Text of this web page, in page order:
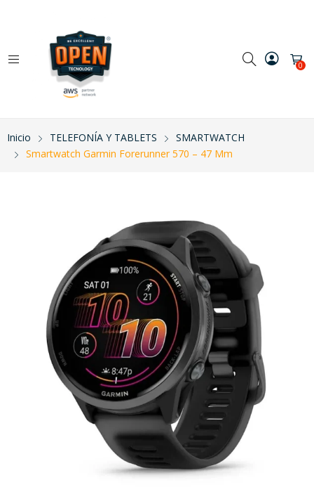
0
Inicio TELEFONÍA Y TABLETS
SMARTWATCH
Smartwatch Garmin Forerunner 570 – 47 Mm